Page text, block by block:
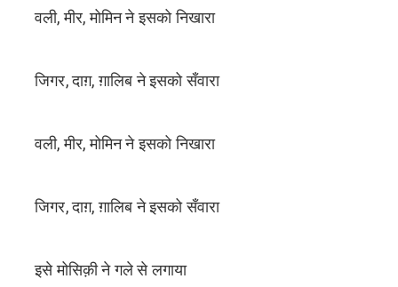
वली, मीर, मोमिन ने इसको निखारा
जिगर, दाग़, ग़ालिब ने इसको सँवारा
वली, मीर, मोमिन ने इसको निखारा
जिगर, दाग़, ग़ालिब ने इसको सँवारा
इसे मोसिक़ी ने गले से लगाया